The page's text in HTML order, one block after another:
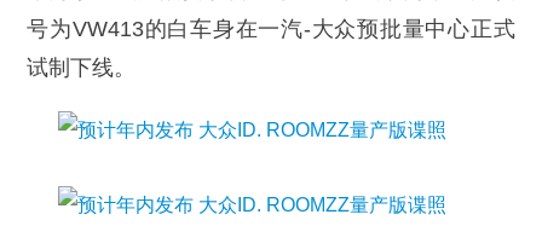
号为VW413的白车身在一汽-大众预批量中心正式
试制下线。